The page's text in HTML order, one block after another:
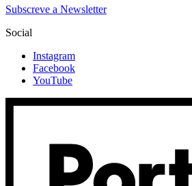
Subscreve a Newsletter
Social
Instagram
Facebook
YouTube